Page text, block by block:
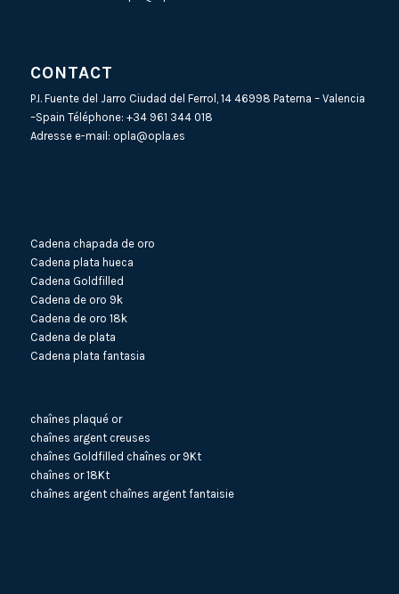
CONTACT
P.I. Fuente del Jarro Ciudad del Ferrol, 14 46998 Paterna – Valencia
–Spain Téléphone: +34 961 344 018
Adresse e-mail: opla@opla.es
Cadena chapada de oro
Cadena plata hueca
Cadena Goldfilled
Cadena de oro 9k
Cadena de oro 18k
Cadena de plata
Cadena plata fantasia
chaînes plaqué or
chaînes argent creuses
chaînes Goldfilled chaînes or 9Kt
chaînes or 18Kt
chaînes argent chaînes argent fantaisie